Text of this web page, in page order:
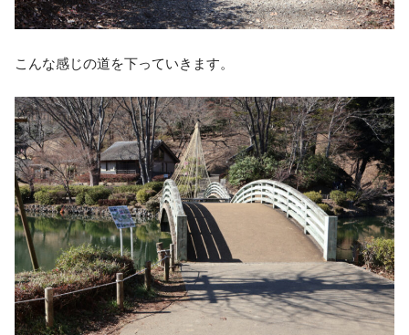
こんな感じの道を下っていきます。